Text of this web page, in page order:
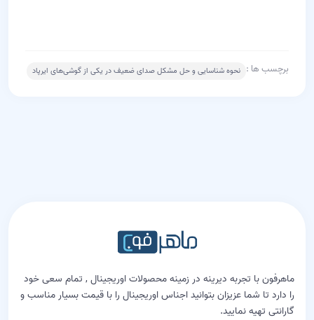
برچسب ها : نحوه شناسایی و حل مشکل صدای ضعیف در یکی از گوشی‌های ایرپاد
ماهرفون با تجربه دیرینه در زمینه محصولات اوریجینال , تمام سعی خود
را دارد تا شما عزیزان بتوانید اجناس اوریجینال را با قیمت بسیار مناسب و
گارانتی تهیه نمایید.